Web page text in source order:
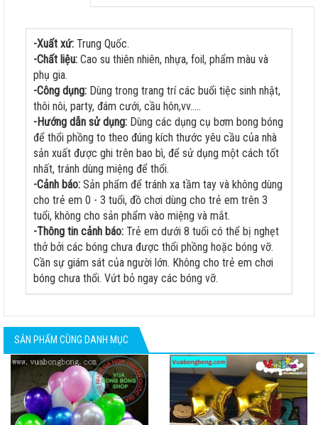
-Xuất xứ: Trung Quốc.
-Chất liệu: Cao su thiên nhiên, nhựa, foil, phẩm màu và
phụ gia.
-Công dụng: Dùng trong trang trí các buổi tiệc sinh nhật,
thôi nôi, party, đám cưới, cầu hôn,vv.....
-Hướng dẫn sử dụng: Dùng các dụng cụ bơm bong bóng
để thổi phồng to theo đúng kích thước yêu cầu của nhà
sản xuất được ghi trên bao bì, để sử dụng một cách tốt
nhất, tránh dùng miệng để thổi.
-Cảnh báo: Sản phẩm để tránh xa tầm tay và không dùng
cho trẻ em 0 - 3 tuổi, đồ chơi dùng cho trẻ em trên 3
tuổi, không cho sản phẩm vào miệng và mắt.
-Thông tin cảnh báo: Trẻ em dưới 8 tuổi có thể bị nghẹt
thở bởi các bóng chưa được thổi phồng hoặc bóng vỡ.
Cần sự giám sát của người lớn. Không cho trẻ em chơi
bóng chưa thổi. Vứt bỏ ngay các bóng vỡ.
SẢN PHẨM CÙNG DANH MỤC